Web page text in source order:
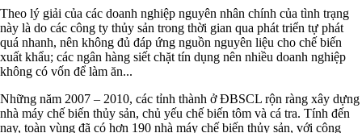
Theo lý giải của các doanh nghiệp nguyên nhân chính của tình trạng
này là do các công ty thủy sản trong thời gian qua phát triển tự phát
quá nhanh, nên không đủ đáp ứng nguồn nguyên liệu cho chế biến
xuất khẩu; các ngân hàng siết chặt tín dụng nên nhiều doanh nghiệp
không có vốn để làm ăn...
Những năm 2007 – 2010, các tỉnh thành ở ĐBSCL rộn ràng xây dựng
nhà máy chế biến thủy sản, chủ yếu chế biến tôm và cá tra. Tính đến
nay, toàn vùng đã có hơn 190 nhà máy chế biến thủy sản, với công